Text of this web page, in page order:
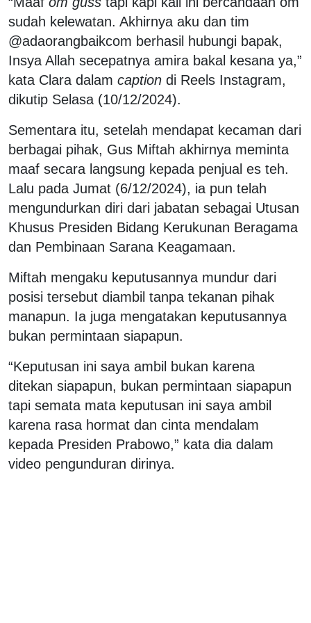
sudah kelewatan. Akhirnya aku dan tim
@adaorangbaikcom berhasil hubungi bapak,
Insya Allah secepatnya amira bakal kesana ya,”
kata Clara dalam caption di Reels Instagram,
dikutip Selasa (10/12/2024).
Sementara itu, setelah mendapat kecaman dari
berbagai pihak, Gus Miftah akhirnya meminta
maaf secara langsung kepada penjual es teh.
Lalu pada Jumat (6/12/2024), ia pun telah
mengundurkan diri dari jabatan sebagai Utusan
Khusus Presiden Bidang Kerukunan Beragama
dan Pembinaan Sarana Keagamaan.
Miftah mengaku keputusannya mundur dari
posisi tersebut diambil tanpa tekanan pihak
manapun. Ia juga mengatakan keputusannya
bukan permintaan siapapun.
“Keputusan ini saya ambil bukan karena
ditekan siapapun, bukan permintaan siapapun
tapi semata mata keputusan ini saya ambil
karena rasa hormat dan cinta mendalam
kepada Presiden Prabowo,” kata dia dalam
video pengunduran dirinya.